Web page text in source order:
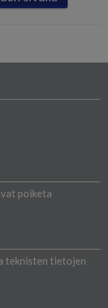
poiketa
teknisten tietojen